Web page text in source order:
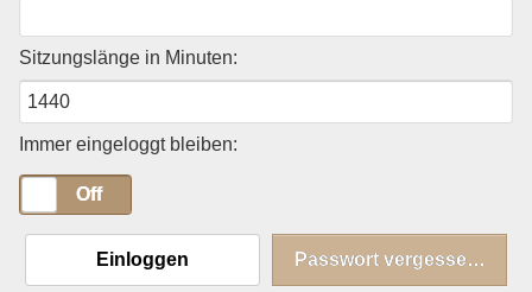
Sitzungslänge in Minuten:
Immer eingeloggt bleiben:
Off
Einloggen Passwort vergessen?